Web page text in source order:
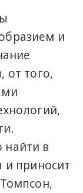
и
от того,
в
и приносит